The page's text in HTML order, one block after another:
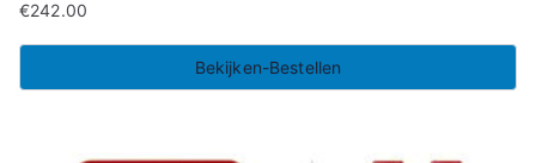
€242.00
Bekijken-Bestellen